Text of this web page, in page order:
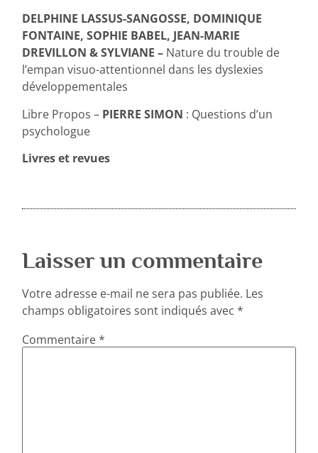
DELPHINE LASSUS-SANGOSSE, DOMINIQUE
FONTAINE, SOPHIE BABEL, JEAN-MARIE
DREVILLON & SYLVIANE – Nature du trouble de
l’empan visuo-attentionnel dans les dyslexies
développementales
Libre Propos – PIERRE SIMON : Questions d’un
psychologue
Livres et revues
Laisser un commentaire
Votre adresse e-mail ne sera pas publiée. Les
champs obligatoires sont indiqués avec*
Commentaire*